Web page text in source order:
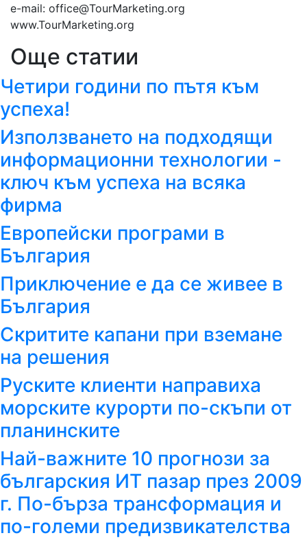
e-mail: office@TourMarketing.org
www.TourMarketing.org
Още статии
Четири години по пътя към
успеха!
Използването на подходящи
информационни технологии -
ключ към успеха на всяка
фирма
Европейски програми в
България
Приключение е да се живее в
България
Скритите капани при вземане
на решения
Руските клиенти направиха
морските курорти по-скъпи от
планинските
Най-важните 10 прогнози за
българския ИТ пазар през 2009
г. По-бърза трансформация и
по-големи предизвикателства